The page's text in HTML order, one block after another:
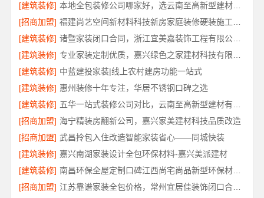
[建筑装修]
本地全包装修公司哪家好，选云南至高新型建材有限公司
[招商加盟]
[建筑装修]
诸暨家装闭口合同，浙江宜美嘉装饰工程有限公司可信
[建筑装修]
[建筑装修] 中蓝建投家装|线上农村建房功能一站式
[建筑装修] 惠州装修十年专注，华居不锈钢口碑之选
[建筑装修]
[招商加盟] 海宁精装房翻新公司，嘉兴家美建材科技品质改造
[招商加盟] 武昌拎包入住改造智能家装省心——同城快装
[建筑装修] 嘉兴南湖家装设计全包环保材料-嘉兴美派建材
[建筑装修]
南昌环保全屋定制口碑江西尚宅尚品新型环保材料有限公司
[招商加盟]
江苏靠谱家装全包价格，常州宜居佳装饰闭口合同详解